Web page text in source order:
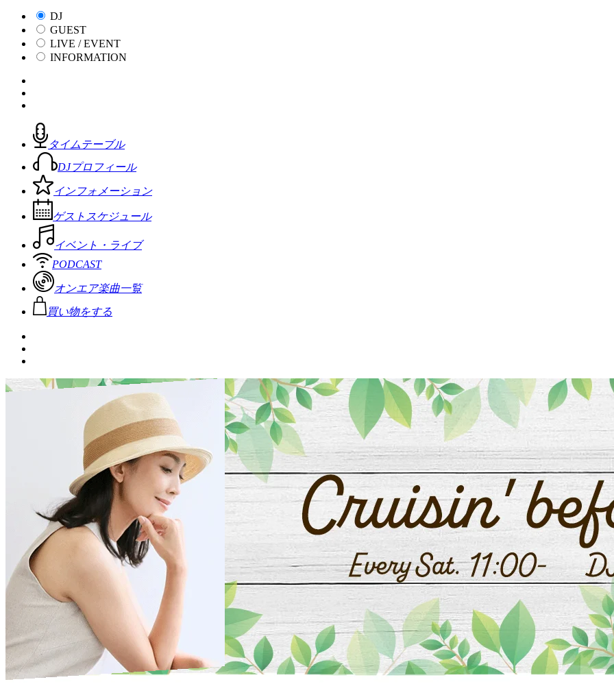
DJ
GUEST
LIVE / EVENT
INFORMATION
タイムテーブル
DJプロフィール
インフォメーション
ゲストスケジュール
イベント・ライブ
PODCAST
オンエア楽曲一覧
買い物をする